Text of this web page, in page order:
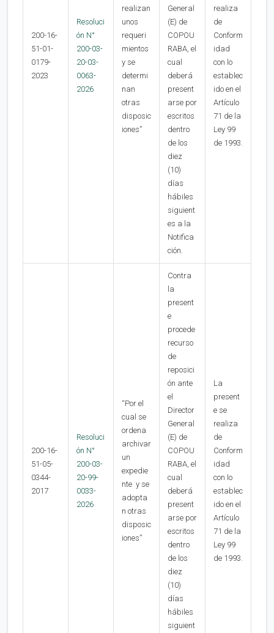
200-16-
51-01-
0179-
2023
Resoluci
ón N°
200-03-
20-03-
0063-
2026
realizan
unos
requeri
mientos
y se
determi
nan
otras
disposic
iones”
General
(E) de
COPOU
RABA, el
cual
deberá
present
arse por
escritos
dentro
de los
diez
(10)
días
hábiles
siguient
es a la
Notifica
ción.
realiza
de
Conform
idad
con lo
establec
ido en el
Artículo
71 de la
Ley 99
de 1993.
200-16-
51-05-
0344-
2017
Resoluci
ón N°
200-03-
20-99-
0033-
2026
“Por el
cual se
ordena
archivar
un
expedie
nte y se
adopta
n otras
disposic
iones”
Contra
la
present
e
procede
recurso
de
reposici
ón ante
el
Director
General
(E) de
COPOU
RABA, el
cual
deberá
present
arse por
escritos
dentro
de los
diez
(10)
días
hábiles
siguient
La
present
e se
realiza
de
Conform
idad
con lo
establec
ido en el
Artículo
71 de la
Ley 99
de 1993.